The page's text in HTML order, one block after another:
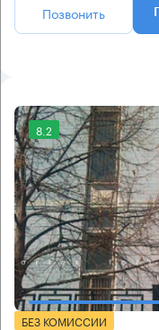
Позвонить
8.2
БЕЗ КОМИССИИ